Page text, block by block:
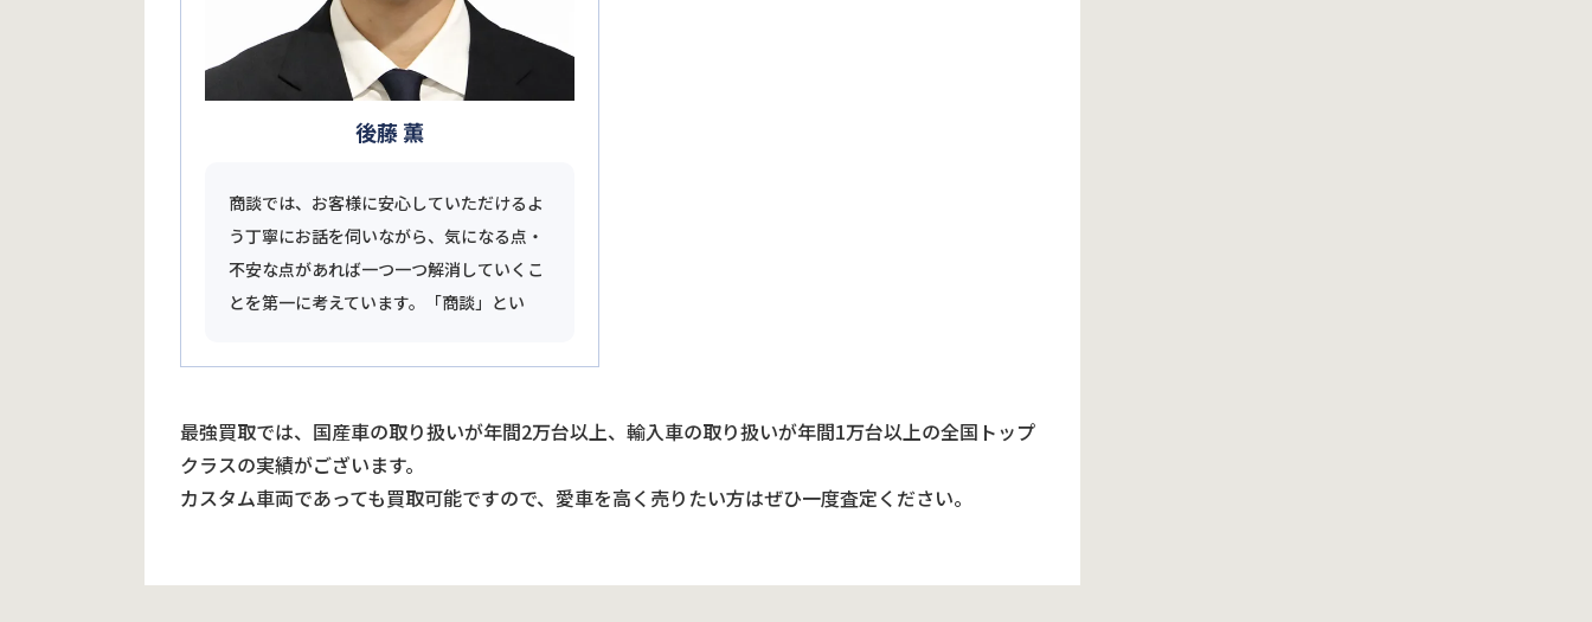
後藤 薫
商談では、お客様に安心していただけるよ
う丁寧にお話を伺いながら、気になる点・
不安な点があれば一つ一つ解消していくこ
とを第一に考えています。「商談」とい
最強買取では、国産車の取り扱いが年間2万台以上、輸入車の取り扱いが年間1万台以上の全国トップ
クラスの実績がございます。
カスタム車両であっても買取可能ですので、愛車を高く売りたい方はぜひ一度査定ください。